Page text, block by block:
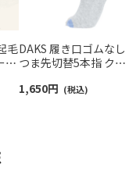
毛
丈
DAKS 履き口ゴムなし
つま先切替5本指 クル
ス 靴下 女性 プレゼン
1,650円 (税込)